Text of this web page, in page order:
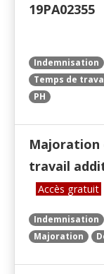
19PA02355
Indemnisation
Temps de
PH
Majoration
travail
Accès gratuit
Indemnisation
Majoration